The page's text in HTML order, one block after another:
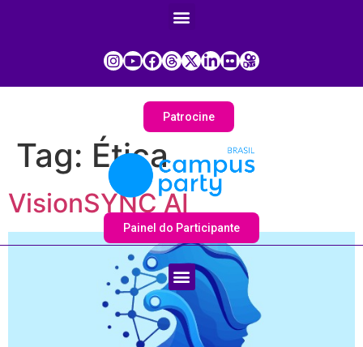
Patrocine
Painel do Participante
Tag: Ética
VisionSYNC AI